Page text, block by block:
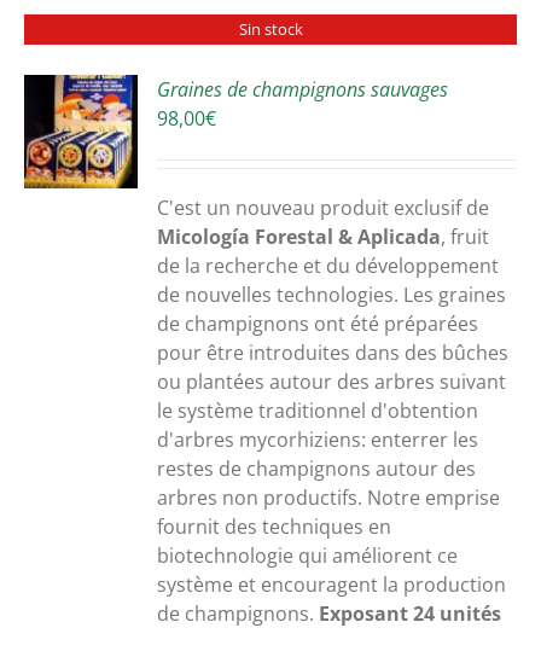
Sin stock
Graines de champignons sauvages
98,00€
C'est un nouveau produit exclusif de
Micología Forestal & Aplicada, fruit
de la recherche et du développement
de nouvelles technologies. Les graines
de champignons ont été préparées
pour être introduites dans des bûches
ou plantées autour des arbres suivant
le système traditionnel d'obtention
d'arbres mycorhiziens: enterrer les
restes de champignons autour des
arbres non productifs. Notre emprise
fournit des techniques en
biotechnologie qui améliorent ce
système et encouragent la production
de champignons. Exposant 24 unités